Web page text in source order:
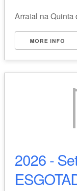
Arraial na Quinta
MORE INFO
2026 -